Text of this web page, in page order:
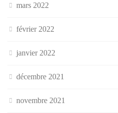
mars 2022
février 2022
janvier 2022
décembre 2021
novembre 2021